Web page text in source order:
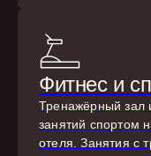
Фитнес и
Тренажёрный зал
занятий спортом
отеля. Занятия с